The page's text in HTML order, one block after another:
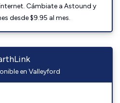
Cámbiate a Astound y
desde $9.95 al mes.
en Valleyford